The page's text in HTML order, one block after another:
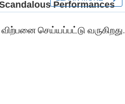
செய்யப்பட்டு வருகிறது.